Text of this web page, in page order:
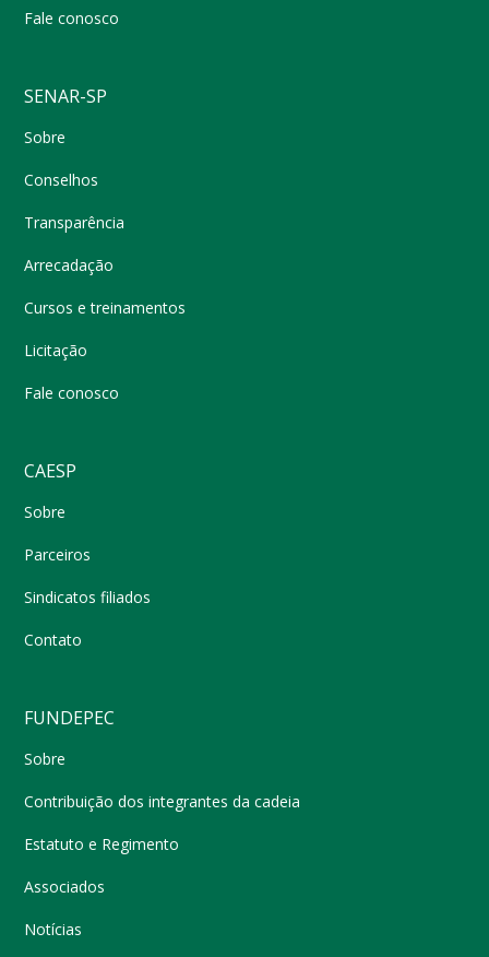
Fale conosco
SENAR-SP
Sobre
Conselhos
Transparência
Arrecadação
Cursos e treinamentos
Licitação
Fale conosco
CAESP
Sobre
Parceiros
Sindicatos filiados
Contato
FUNDEPEC
Sobre
Contribuição dos integrantes da cadeia
Estatuto e Regimento
Associados
Notícias